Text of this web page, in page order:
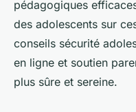
pédagogiques
des adolescents sur
conseils sécurité
en ligne et soutien
plus sûre et sereine.